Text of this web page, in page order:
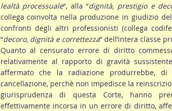
lealtà processuale“, alla “dignità, prestigio e
collega coinvolta nella produzione in giudizio
confronti degli altri professionisti (collega
“decoro, dignità e correttezza” dell’intera classe
Quanto al censurato errore di diritto
relativamente al rapporto di gravità
affermato che la radiazione produrrebbe, di
cancellazione, perchè non impedisce la
giurisprudenza di questa Corte, hanno
effettivamente incorsa in un errore di diritto,